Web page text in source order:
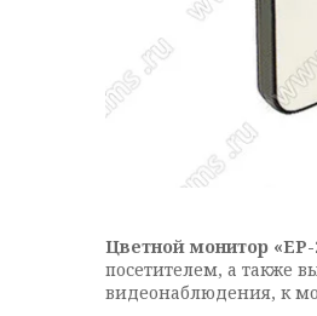
Цветной монитор «EP-
посетителем, а также
видеонаблюдения, к